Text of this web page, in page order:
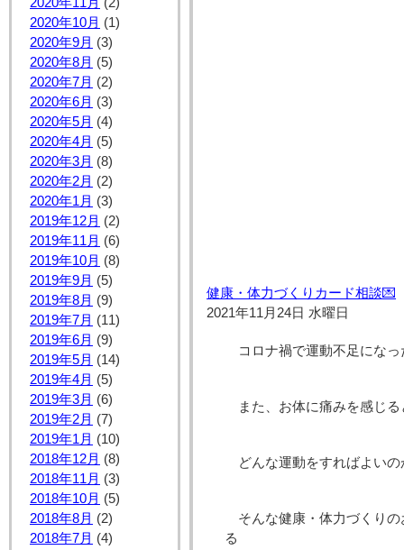
2020年11月 (2)
2020年10月 (1)
2020年9月 (3)
2020年8月 (5)
2020年7月 (2)
2020年6月 (3)
2020年5月 (4)
2020年4月 (5)
2020年3月 (8)
2020年2月 (2)
2020年1月 (3)
2019年12月 (2)
2019年11月 (6)
2019年10月 (8)
2019年9月 (5)
2019年8月 (9)
2019年7月 (11)
2019年6月 (9)
2019年5月 (14)
2019年4月 (5)
2019年3月 (6)
2019年2月 (7)
2019年1月 (10)
2018年12月 (8)
2018年11月 (3)
2018年10月 (5)
2018年8月 (2)
2018年7月 (4)
健康・体力づくりカード相談💌
2021年11月24日 水曜日
コロナ禍で運動不足にな
また、お体に痛みを感じ
どんな運動をすればよい
そんな健康・体力づくり
る